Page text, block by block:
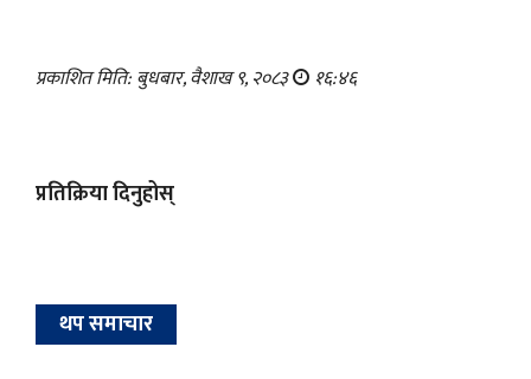
प्रकाशित मिति: बुधबार, वैशाख ९, २०८३ १६:४६
प्रतिक्रिया दिनुहोस्
थप समाचार